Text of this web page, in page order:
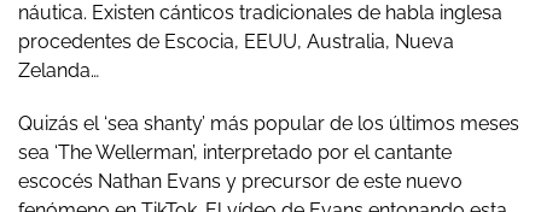
náutica. Existen cánticos tradicionales de habla inglesa
procedentes de Escocia, EEUU, Australia, Nueva
Zelanda…
Quizás el ‘sea shanty’ más popular de los últimos meses
sea ‘The Wellerman’, interpretado por el cantante
escocés Nathan Evans y precursor de este nuevo